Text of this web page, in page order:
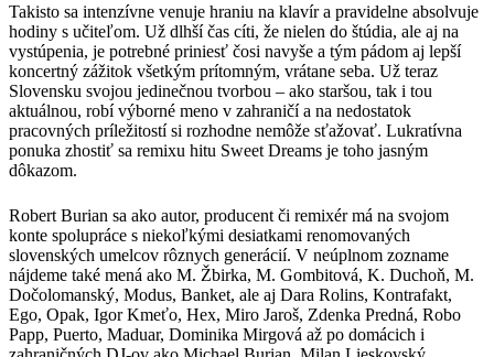
Takisto sa intenzívne venuje hraniu na klavír a pravidelne absolvuje
hodiny s učiteľom. Už dlhší čas cíti, že nielen do štúdia, ale aj na
vystúpenia, je potrebné priniesť čosi navyše a tým pádom aj lepší
koncertný zážitok všetkým prítomným, vrátane seba. Už teraz
Slovensku svojou jedinečnou tvorbou – ako staršou, tak i tou
aktuálnou, robí výborné meno v zahraničí a na nedostatok
pracovných príležitostí si rozhodne nemôže sťažovať. Lukratívna
ponuka zhostiť sa remixu hitu Sweet Dreams je toho jasným
dôkazom.
Robert Burian sa ako autor, producent či remixér má na svojom
konte spolupráce s niekoľkými desiatkami renomovaných
slovenských umelcov rôznych generácií. V neúplnom zozname
nájdeme také mená ako M. Žbirka, M. Gombitová, K. Duchoň, M.
Dočolomanský, Modus, Banket, ale aj Dara Rolins, Kontrafakt,
Ego, Opak, Igor Kmeťo, Hex, Miro Jaroš, Zdenka Predná, Robo
Papp, Puerto, Maduar, Dominika Mirgová až po domácich i